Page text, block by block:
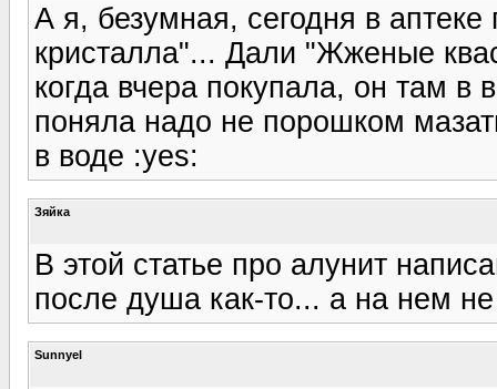
А я, безумная, сегодня в
кристалла"... Дали "Жженые
когда вчера покупала, он там
поняла надо не порошком
в воде :yes:
Зяйка
В этой статье про алунит
после душа как-то... а на нем
Sunnyel